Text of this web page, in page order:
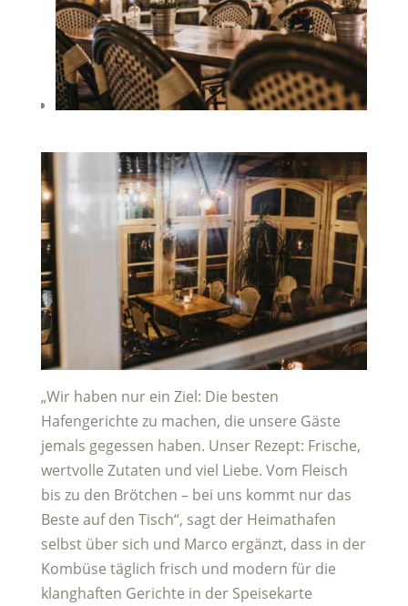
„Wir haben nur ein Ziel: Die besten
Hafengerichte zu machen, die unsere Gäste
jemals gegessen haben. Unser Rezept: Frische,
wertvolle Zutaten und viel Liebe. Vom Fleisch
bis zu den Brötchen – bei uns kommt nur das
Beste auf den Tisch“, sagt der Heimathafen
selbst über sich und Marco ergänzt, dass in der
Kombüse täglich frisch und modern für die
klanghaften Gerichte in der Speisekarte